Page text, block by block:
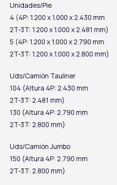
Unidades/Pie
4 (4P: 1.200 x 1.000 x 2.430 mm
2T-3T: 1.200 x 1.000 x 2.481 mm)
5 (4P: 1.200 x 1.000 x 2.790 mm
2T-3T: 1.200 x 1.000 x 2.800 mm)
Uds/Camión Tauliner
104 (Altura 4P: 2.430 mm
2T-3T: 2.481 mm)
130 (Altura 4P: 2.790 mm
2T-3T: 2.800 mm)
Uds/Camión Jumbo
150 (Altura 4P: 2.790 mm
2T-3T: 2.800 mm)